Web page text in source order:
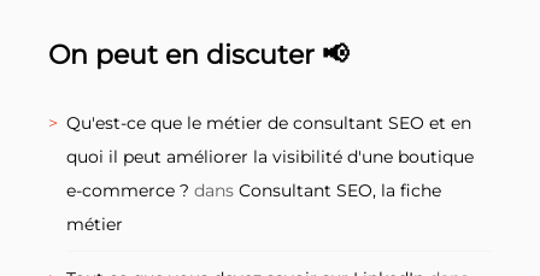
On peut en discuter 📢
Qu'est-ce que le métier de consultant SEO et en
quoi il peut améliorer la visibilité d'une boutique
e-commerce ? dans Consultant SEO, la fiche
métier